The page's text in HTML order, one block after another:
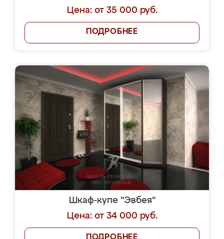
Цена: от 35 000 руб.
ПОДРОБНЕЕ
Шкаф-купе "Эвбея"
Цена: от 34 000 руб.